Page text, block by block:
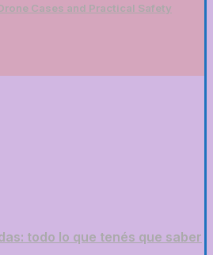
Cases and Practical Safety
todo lo que tenés que saber